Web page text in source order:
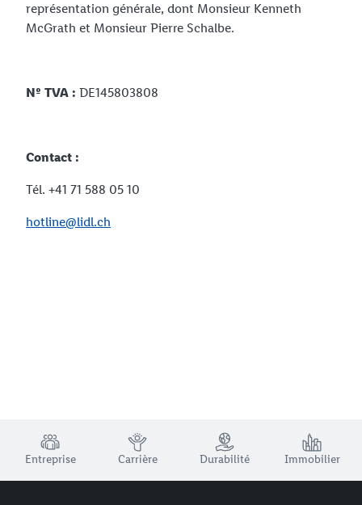
représentation générale, dont Monsieur Kenneth
McGrath et Monsieur Pierre Schalbe.
Nº TVA : DE145803808
Contact :
Tél. +41 71 588 05 10
hotline@lidl.ch
TRUSTBAR
Entreprise Carrière Durabilité Immobilier